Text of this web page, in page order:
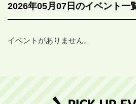
2026年05月07日のイベント一
イベントがありません。